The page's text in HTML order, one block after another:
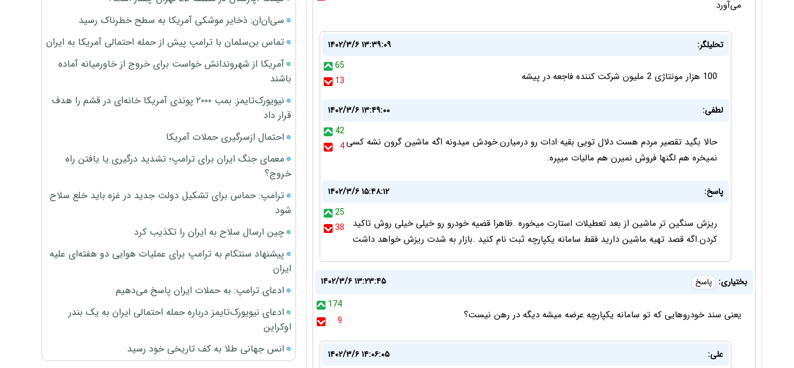
می‌آورد
تحلیلگر:
۱۴۰۲/۳/۶ ۱۳:۳۹:۰۹
65
13
100 هزار مونتاژی 2 ملیون شرکت کننده فاجعه در پیشه
لطفی:
۱۴۰۲/۳/۶ ۱۳:۴۹:۰۰
42
4حالا بگید تقصیر مردم هست دلال تویی بقیه ادات رو درمیارن.خودش میدونه اگه ماشین گرون نشه کسی
نمیخره هم لگنها فروش نمیرن هم مالیات میپره.
پاسخ:
۱۴۰۲/۳/۶ ۱۵:۴۸:۱۲
25
38
ریزش سنگین تر ماشین از بعد تعطیلات استارت میخوره .ظاهرا قضیه خودرو رو خیلی خیلی روش تاکید
کردن.اگه قصد تهیه ماشین دارید فقط سامانه یکپارچه ثبت نام کنید .بازار به شدت ریزش خواهد داشت
بختیاری: پاسخ
۱۴۰۲/۳/۶ ۱۳:۲۳:۴۵
174
9
یعنی سند خودروهایی که تو سامانه یکپارچه عرضه میشه دیگه در رهن نیست؟
علی:
۱۴۰۲/۳/۶ ۱۴:۰۶:۰۵
سی‌ان‌ان: ذخایر موشکی آمریکا به سطح خطرناک رسید
تماس بن‌سلمان با ترامپ پیش از حمله احتمالی آمریکا به ایران
آمریکا از شهروندانش خواست برای خروج از خاورمیانه آماده
باشند
نیویورک‌تایمز: بمب ۲۰۰۰ پوندی آمریکا خانه‌ای در قشم را هدف
قرار داد
احتمال ازسرگیری حملات آمریکا
معمای جنگ ایران برای ترامپ؛ تشدید درگیری یا یافتن راه
خروج؟
ترامپ: حماس برای تشکیل دولت جدید در غزه باید خلع سلاح
شود
چین ارسال سلاح به ایران را تکذیب کرد
پیشنهاد سنتکام به ترامپ برای عملیات هوایی دو هفته‌ای علیه
ایران
ادعای ترامپ: به حملات ایران پاسخ می‌دهیم
ادعای نیویورک‌تایمز درباره حمله احتمالی ایران به یک بندر
اوکراین
انس جهانی طلا به کف تاریخی خود رسید